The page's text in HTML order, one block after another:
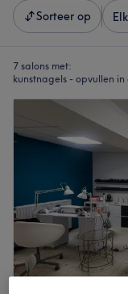
Sorteer op
7 salons met:
kunstnagels - opvullen